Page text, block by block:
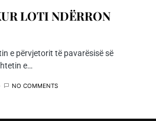
LOTI NDËRRON
e përvjetorit të pavarësisë së
e…
NO COMMENTS